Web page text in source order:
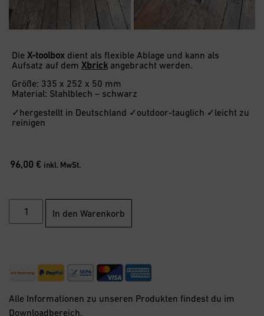
Die X-toolbox dient als flexible Ablage und kann als
Aufsatz auf dem Xbrick angebracht werden.
Größe: 335 x 252 x 50 mm
Material: Stahlblech – schwarz
✓hergestellt in Deutschland ✓outdoor-tauglich ✓leicht zu
reinigen
96,00 € inkl. MwSt.
In den Warenkorb
Alle Informationen zu unseren Produkten findest du im
Downloadbereich.